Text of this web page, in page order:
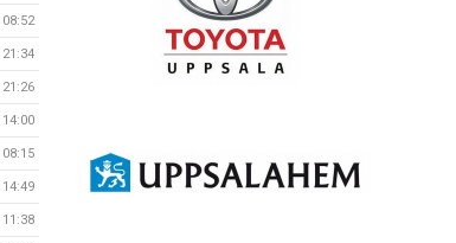
08:52
21:34
21:26
14:00
08:15
14:49
11:38